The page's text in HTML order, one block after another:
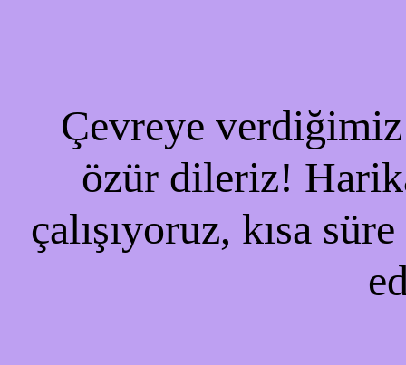
Çevreye verdiğimiz
özür dileriz!
çalışıyoruz, kısa